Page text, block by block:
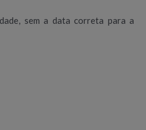
sem a data correta para a